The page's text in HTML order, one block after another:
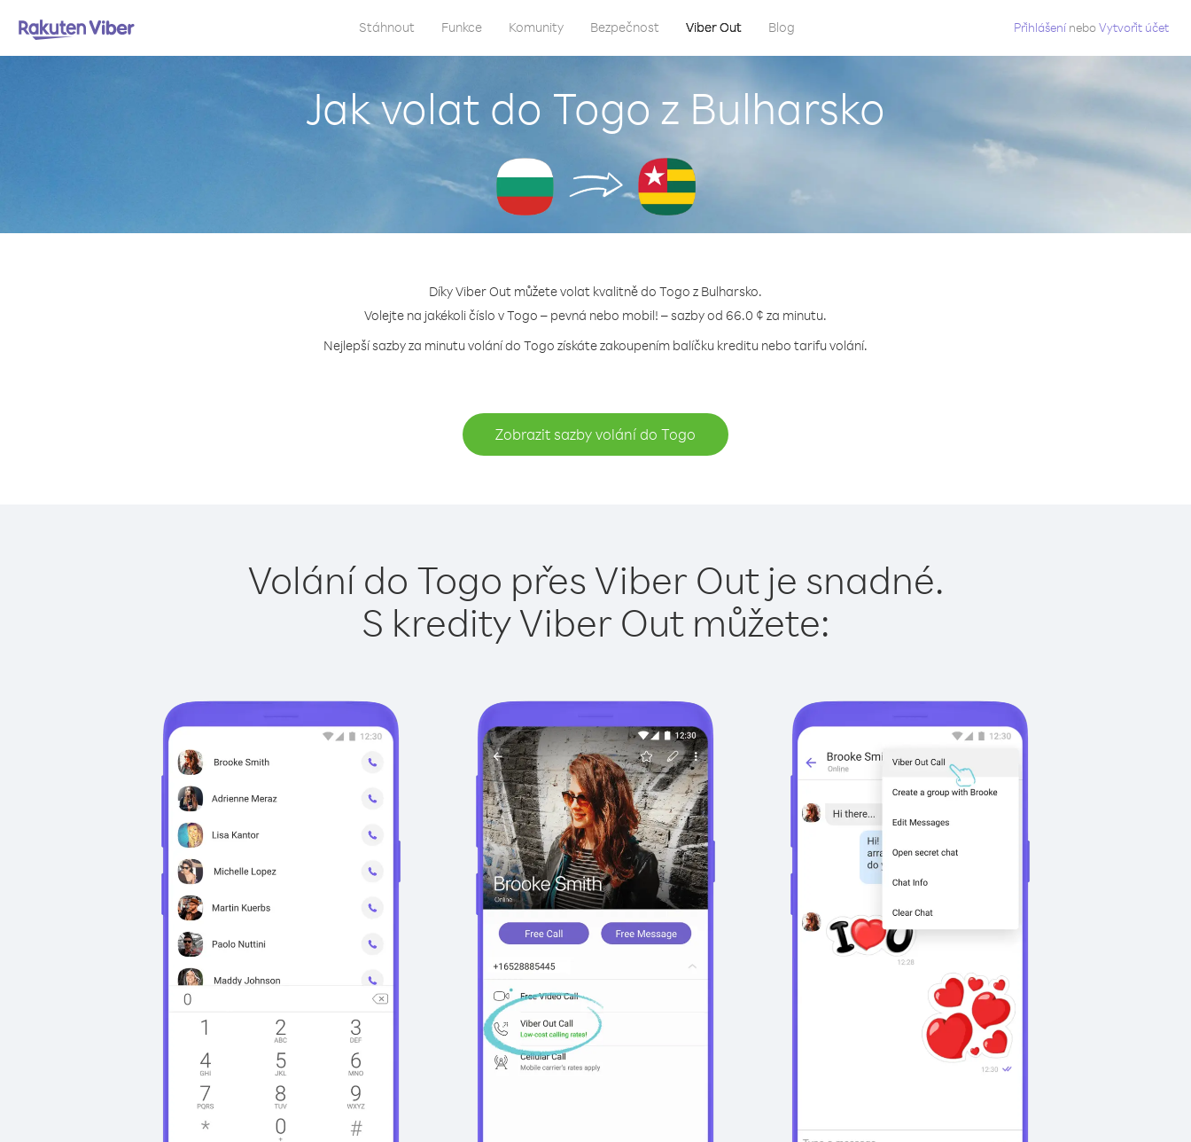
Stáhnout Funkce Komunity Bezpečnost Viber Out Blog Přihlášení neboVytvořit účet
Jak volat do Togo z Bulharsko
Díky Viber Out můžete volat kvalitně do Togo z Bulharsko.
Volejte na jakékoli číslo v Togo – pevná nebo mobil! – sazby od 66.0 ¢ za minutu.
Nejlepší sazby za minutu volání do Togo získáte zakoupením balíčku kreditu nebo tarifu volání.
Zobrazit sazby volání do Togo
Volání do Togo přes Viber Out je snadné.
S kredity Viber Out můžete: